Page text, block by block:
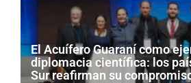
El Acuífero Guaraní como
diplomacia científica: los
Sur reafirman su